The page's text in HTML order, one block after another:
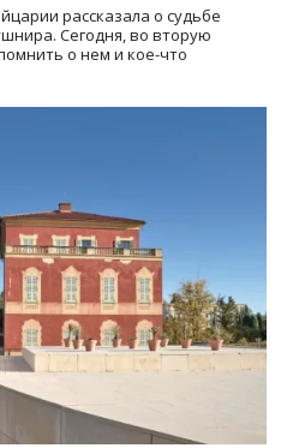
рассказала о судьбе
Сегодня, во вторую
о нем и кое-что